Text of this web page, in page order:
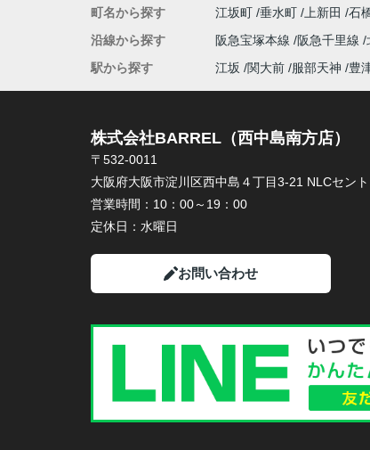
町名から探す
江坂町 垂水町 上新田 石
沿線から探す
阪急宝塚本線 阪急千里線
駅から探す
江坂 関大前 服部天神 豊
株式会社BARREL（西中島南方店）
〒532-0011
大阪府大阪市淀川区西中島４丁目3-21 NLCセン
営業時間： 10：00～19：00
定休日： 水曜日
お問い合わせ